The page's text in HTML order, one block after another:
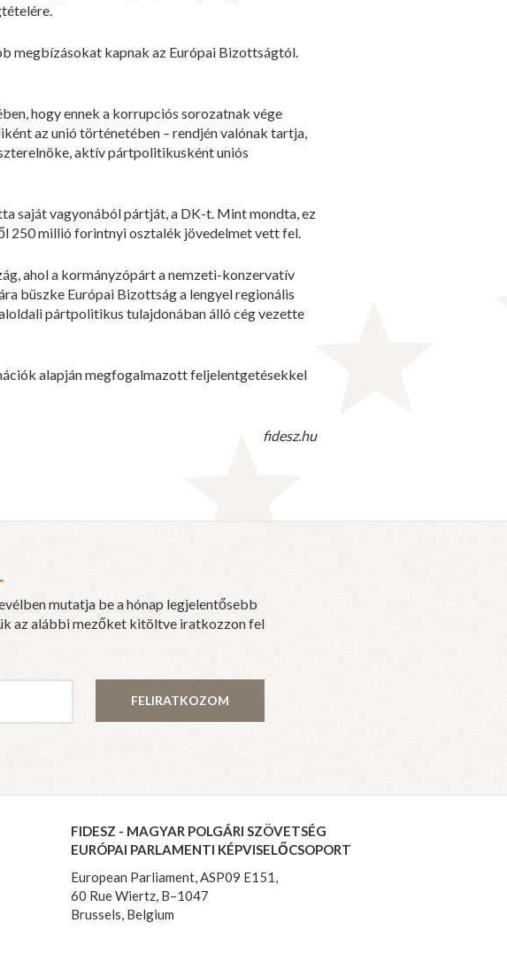
megbízásokat kapnak az Európai Bizottságtól.
hogy ennek a korrupciós sorozatnak vége
az unió történetében – rendjén valónak tartja,
aktív pártpolitikusként uniós
saját vagyonából pártját, a DK-t. Mint mondta, ez
250 millió forintnyi osztalék jövedelmet vett fel.
ahol a kormányzópárt a nemzeti-konzervatív
büszke Európai Bizottság a lengyel regionális
pártpolitikus tulajdonában álló cég vezette
alapján megfogalmazott feljelentgetésekkel
fidesz.hu
mutatja be a hónap legjelentősebb
az alábbi mezőket kitöltve iratkozzon fel
FELIRATKOZOM
FIDESZ - MAGYAR POLGÁRI SZÖVETSÉG
EURÓPAI PARLAMENTI KÉPVISELŐCSOPORT
European Parliament, ASP09 E151,
60 Rue Wiertz, B–1047
Brussels, Belgium